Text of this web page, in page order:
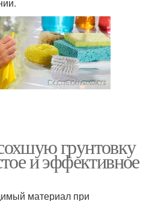
грунтовку
и эффективное
материал при